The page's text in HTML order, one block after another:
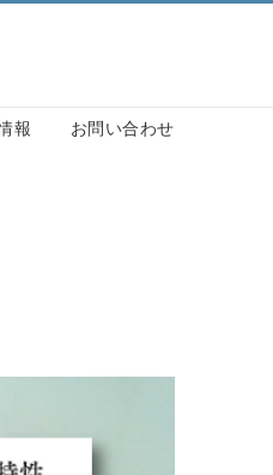
報 お問い合わせ